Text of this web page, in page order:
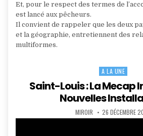
Et, pour le respect des termes de
est lancé aux pêcheurs.
Il convient de rappeler que les deux
et la géographie, entretiennent des
multiformes.
Posted
in
A LA UNE
Saint-Louis : La Mecap
Nouvelles
AUTHOR:
MIROIR PUBLISHED
DATE:
26 DÉCEMBRE